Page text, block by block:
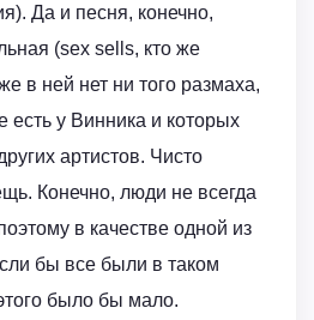
Да и песня, конечно,
(sex sells, кто же
в ней нет ни того размаха,
есть у Винника и которых
артистов. Чисто
Конечно, люди не всегда
в качестве одной из
бы все были в таком
было бы мало.